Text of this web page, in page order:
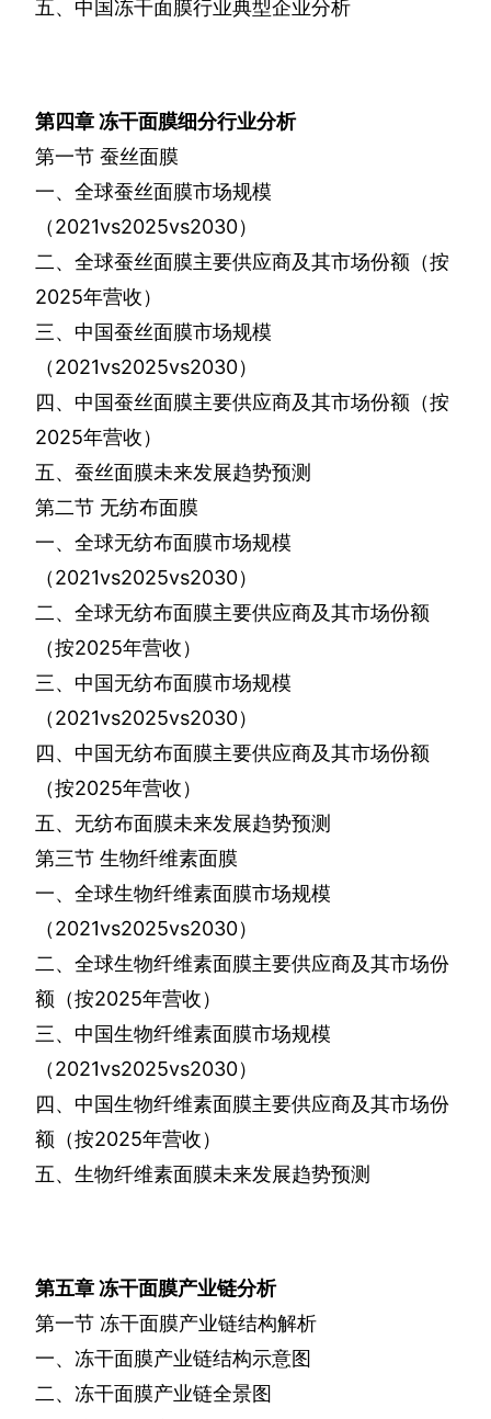
五、中国冻干面膜行业典型企业分析
第四章冻干面膜细分行业分析
第一节 蚕丝面膜
一、全球蚕丝面膜市场规模
（2021vs2025vs2030）
二、全球蚕丝面膜主要供应商及其市场份额（按
2025年营收）
三、中国蚕丝面膜市场规模
（2021vs2025vs2030）
四、中国蚕丝面膜主要供应商及其市场份额（按
2025年营收）
五、蚕丝面膜未来发展趋势预测
第二节 无纺布面膜
一、全球无纺布面膜市场规模
（2021vs2025vs2030）
二、全球无纺布面膜主要供应商及其市场份额
（按2025年营收）
三、中国无纺布面膜市场规模
（2021vs2025vs2030）
四、中国无纺布面膜主要供应商及其市场份额
（按2025年营收）
五、无纺布面膜未来发展趋势预测
第三节 生物纤维素面膜
一、全球生物纤维素面膜市场规模
（2021vs2025vs2030）
二、全球生物纤维素面膜主要供应商及其市场份
额（按2025年营收）
三、中国生物纤维素面膜市场规模
（2021vs2025vs2030）
四、中国生物纤维素面膜主要供应商及其市场份
额（按2025年营收）
五、生物纤维素面膜未来发展趋势预测
第五章冻干面膜产业链分析
第一节 冻干面膜产业链结构解析
一、冻干面膜产业链结构示意图
二、冻干面膜产业链全景图